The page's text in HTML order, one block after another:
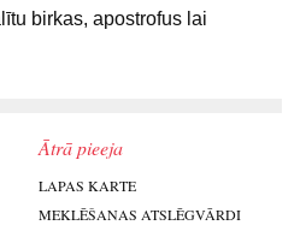
birkas, apostrofus lai
Ātrā pieeja
LAPAS KARTE
MEKLĒŠANAS ATSLĒGVĀRDI